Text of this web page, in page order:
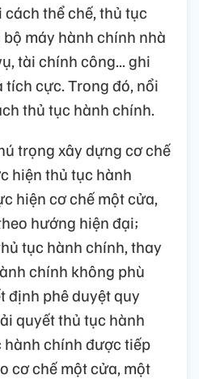
thể chế, thủ tục
máy hành chính nhà
tài chính công... ghi
cực. Trong đó, nổi
thủ tục hành chính.
trọng xây dựng cơ chế
hiện thủ tục hành
hiện cơ chế một cửa,
hướng hiện đại;
tục hành chính, thay
chính không phù
định phê duyệt quy
quyết thủ tục hành
chính được tiếp
cơ chế một cửa, một